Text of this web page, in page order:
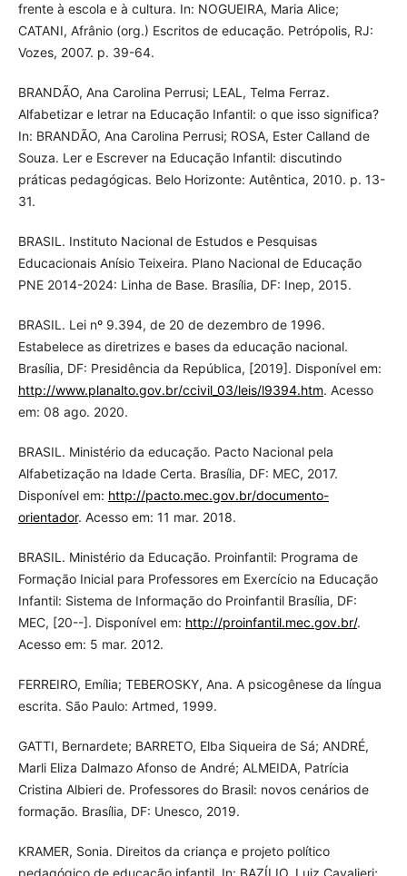
frente à escola e à cultura. In: NOGUEIRA, Maria Alice;
CATANI, Afrânio (org.) Escritos de educação. Petrópolis, RJ:
Vozes, 2007. p. 39-64.
BRANDÃO, Ana Carolina Perrusi; LEAL, Telma Ferraz.
Alfabetizar e letrar na Educação Infantil: o que isso significa?
In: BRANDÃO, Ana Carolina Perrusi; ROSA, Ester Calland de
Souza. Ler e Escrever na Educação Infantil: discutindo
práticas pedagógicas. Belo Horizonte: Autêntica, 2010. p. 13-
31.
BRASIL. Instituto Nacional de Estudos e Pesquisas
Educacionais Anísio Teixeira. Plano Nacional de Educação
PNE 2014-2024: Linha de Base. Brasília, DF: Inep, 2015.
BRASIL. Lei nº 9.394, de 20 de dezembro de 1996.
Estabelece as diretrizes e bases da educação nacional.
Brasília, DF: Presidência da República, [2019]. Disponível em:
http://www.planalto.gov.br/ccivil_03/leis/l9394.htm. Acesso
em: 08 ago. 2020.
BRASIL. Ministério da educação. Pacto Nacional pela
Alfabetização na Idade Certa. Brasília, DF: MEC, 2017.
Disponível em: http://pacto.mec.gov.br/documento-
orientador. Acesso em: 11 mar. 2018.
BRASIL. Ministério da Educação. Proinfantil: Programa de
Formação Inicial para Professores em Exercício na Educação
Infantil: Sistema de Informação do Proinfantil Brasília, DF:
MEC, [20--]. Disponível em: http://proinfantil.mec.gov.br/.
Acesso em: 5 mar. 2012.
FERREIRO, Emília; TEBEROSKY, Ana. A psicogênese da língua
escrita. São Paulo: Artmed, 1999.
GATTI, Bernardete; BARRETO, Elba Siqueira de Sá; ANDRÉ,
Marli Eliza Dalmazo Afonso de André; ALMEIDA, Patrícia
Cristina Albieri de. Professores do Brasil: novos cenários de
formação. Brasília, DF: Unesco, 2019.
KRAMER, Sonia. Direitos da criança e projeto político